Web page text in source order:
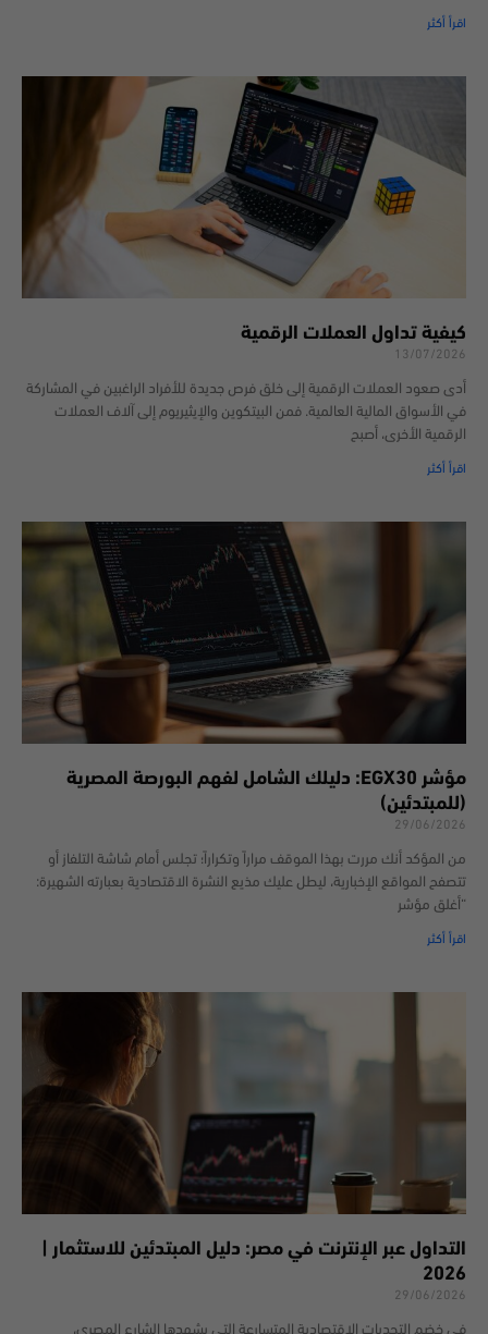
اقرأ أكثر
كيفية تداول العملات الرقمية
13/07/2026
أدى صعود العملات الرقمية إلى خلق فرص جديدة للأفراد الراغبين في المشاركة
في الأسواق المالية العالمية. فمن البيتكوين والإيثيريوم إلى آلاف العملات
الرقمية الأخرى، أصبح
اقرأ أكثر
مؤشر EGX30: دليلك الشامل لفهم البورصة المصرية
(للمبتدئين)
29/06/2026
من المؤكد أنك مررت بهذا الموقف مراراً وتكراراً؛ تجلس أمام شاشة التلفاز أو
تتصفح المواقع الإخبارية، ليطل عليك مذيع النشرة الاقتصادية بعبارته الشهيرة:
“أغلق مؤشر
اقرأ أكثر
التداول عبر الإنترنت في مصر: دليل المبتدئين للاستثمار |
2026
29/06/2026
في خضم التحديات الاقتصادية المتسارعة التي يشهدها الشارع المصري،